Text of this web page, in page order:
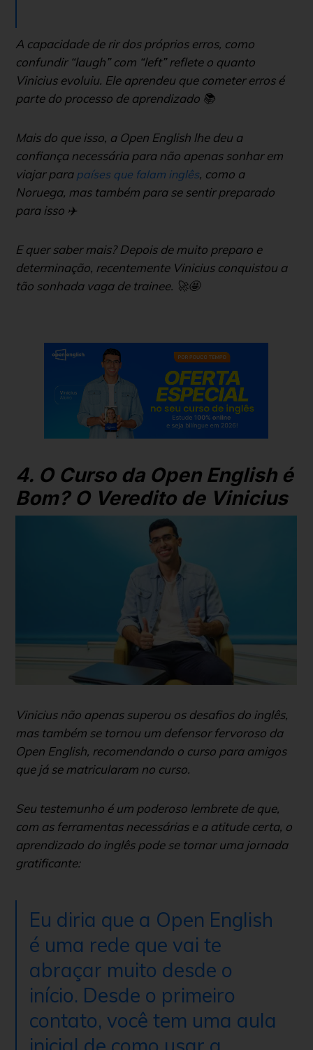
A capacidade de rir dos próprios erros, como
confundir “laugh” com “left” reflete o quanto
Vinicius evoluiu. Ele aprendeu que cometer erros é
parte do processo de aprendizado 📚
Mais do que isso, a Open English lhe deu a
confiança necessária para não apenas sonhar em
viajar para países que falam inglês, como a
Noruega, mas também para se sentir preparado
para isso ✈️
E quer saber mais? Depois de muito preparo e
determinação, recentemente Vinicius conquistou a
tão sonhada vaga de trainee. 🚀🤩
4. O Curso da Open English é
Bom? O Veredito de Vinicius
Vinicius não apenas superou os desafios do inglês,
mas também se tornou um defensor fervoroso da
Open English, recomendando o curso para amigos
que já se matricularam no curso.
Seu testemunho é um poderoso lembrete de que,
com as ferramentas necessárias e a atitude certa, o
aprendizado do inglês pode se tornar uma jornada
gratificante:
Eu diria que a Open English
é uma rede que vai te
abraçar muito desde o
início. Desde o primeiro
contato, você tem uma aula